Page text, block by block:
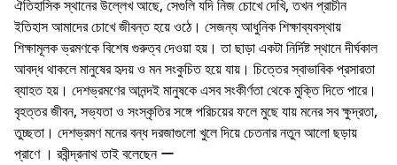
ঐতিহাসিক স্থানের উল্লেখ আছে, সেগুলি যদি নিজ চোখে দেখি, তখন প্রাচীন
ইতিহাস আমাদের চোখে জীবন্ত হয়ে ওঠে। সেজন্য আধুনিক শিক্ষাব্যবস্থায়
শিক্ষামূলক ভ্রমণকে বিশেষ গুরুত্ব দেওয়া হয়। তা ছাড়া একটা নির্দিষ্ট স্থানে দীর্ঘকাল
আবদ্ধ থাকলে মানুষের হৃদয় ও মন সংকুচিত হয়ে যায়। চিত্তের স্বাভাবিক প্রসারতা
ব্যাহত হয়। দেশভ্রমণের আনন্দই মানুষকে এসব সংকীর্ণতা থেকে মুক্তি দিতে পারে।
বৃহত্তর জীবন, সভ্যতা ও সংস্কৃতির সঙ্গে পরিচয়ের ফলে মুছে যায় মনের সব ক্ষুদ্রতা,
তুচ্ছতা। দেশভ্রমণ মনের বন্ধ দরজাগুলাে খুলে দিয়ে চেতনার নতুন আলাে ছড়ায়
প্রাণে । রবীন্দ্রনাথ তাই বলেছেন ー